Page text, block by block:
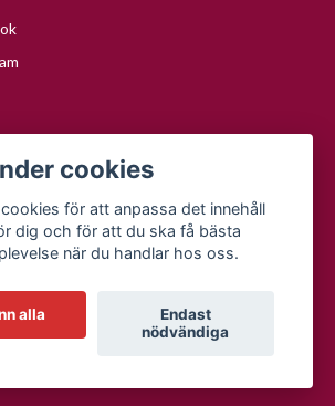
cookies
för att anpassa det innehåll
dig och för att du ska få bästa
när du handlar hos oss.
alla
Endast
nödvändiga